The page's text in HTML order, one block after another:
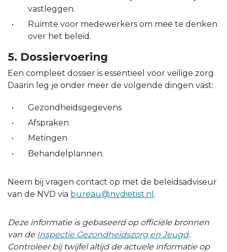
vastleggen.
Ruimte voor medewerkers om mee te denken
over het beleid.
5. Dossiervoering
Een compleet dossier is essentieel voor veilige zorg.
Daarin leg je onder meer de volgende dingen vast:
Gezondheidsgegevens
Afspraken
Metingen
Behandelplannen.
Neem bij vragen contact op met de beleidsadviseur
van de NVD via bureau@nvdietist.nl .
Deze informatie is gebaseerd op officiële bronnen
van de Inspectie Gezondheidszorg en Jeugd.
Controleer bij twijfel altijd de actuele informatie op